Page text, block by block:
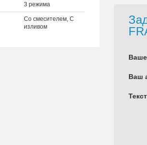
3 режима
Со смесителем, С
изливом
Ваш